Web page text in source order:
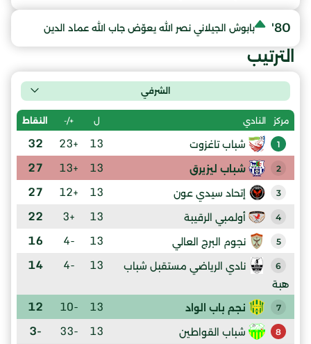
80' بابوش الجيلاني نصر الله يعوّض جاب الله عماد الدين
الترتيب
الشرفي
مركز النادي ل +/- النقاط
1 شباب تاغزوت 13
+23
32
2 شباب ليزيرق 13
+13
27
3 إتحاد سيدي عون 13
+12
27
4 أولمبي الرقيبة 13
+3
22
5 نجوم البرج العالي 13
-4
16
6
نادي الرياضي مستقبل شباب
هبة
13
-4
14
7 نجم باب الواد 13
-10
12
8 شباب القواطين 13
-33
-3